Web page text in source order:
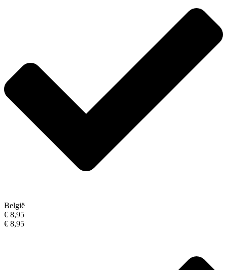
België
€ 8,95
€ 8,95